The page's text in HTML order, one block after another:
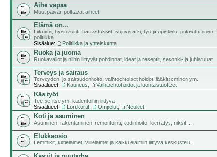
Aihe vapaa
Muut päivän polttavat aiheet
Elämä on...
Liikunta, hyvinvointi, harrastukset, sujuva arki, työ ja opiskelu, pukeutuminen,
politiikka
Sisäalue:
Politiikka ja yhteiskunta
Ruoka ja juoma
Ruokavaliot ja niihin liittyvät pohdinnat, ideat ja reseptit, sesonki- ja juhlaruuat
Terveys ja sairaus
Terveyden- ja sairaudenhoito, vaihtoehtoiset hoidot, lääkitseminen ym.
Sisäalueet:
Kauneus Vaihtoehtohoidot ja luontaistuotteet
Käsityöt
Tee-se-itse ym. kädentöihin liittyvä
Sisäalueet:
Lorukortit Ompelut Neuleet
Koti ja asuminen
Asuminen, rakentaminen, remontointi, kodinhoito, kierrätys, niksit ...
Elukkaosio
Lemmikit, kotieläimet, villieläimet ja kaikki eläimiin liittyvä keskustelu.
Kasvit ja puutarha